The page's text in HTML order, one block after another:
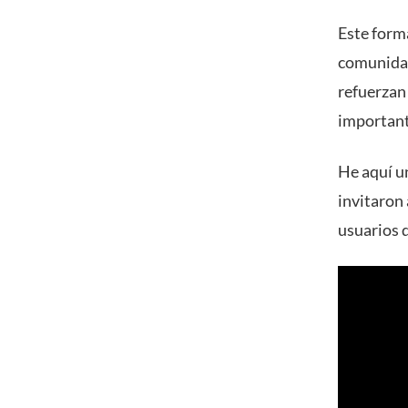
Este
He aquí
invitaron
usuarios